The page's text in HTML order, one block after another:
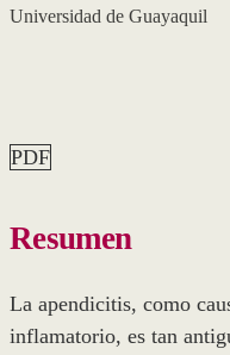
Universidad de Guayaquil
PDF
Resumen
La apendicitis, como
inflamatorio, es tan